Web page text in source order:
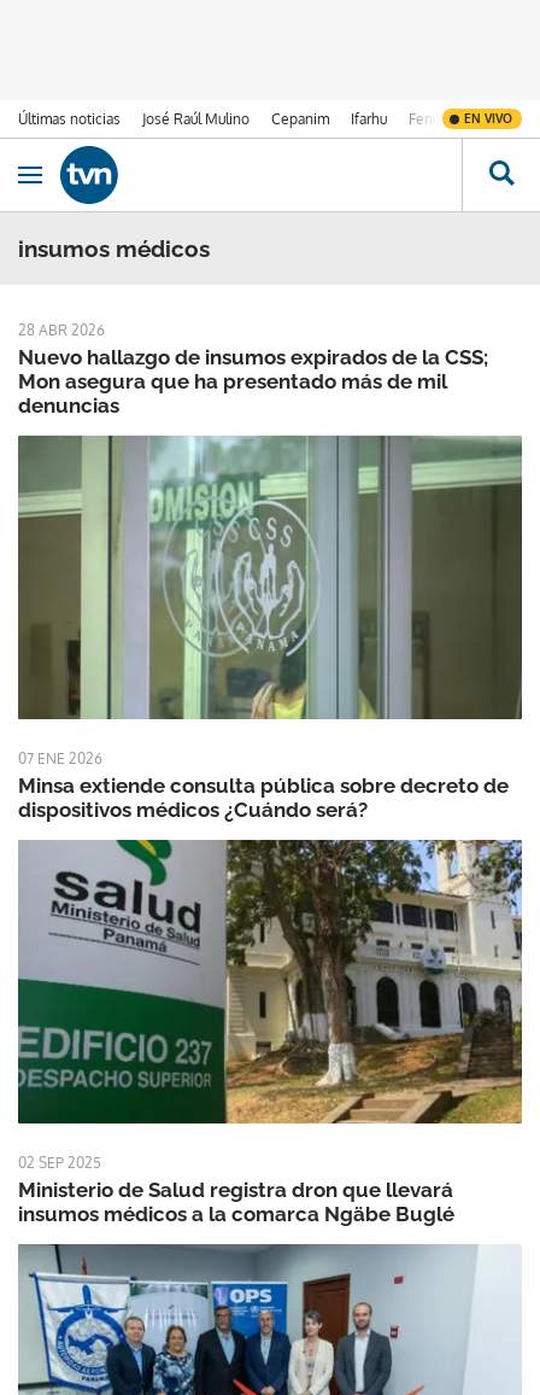
Últimas noticias José Raúl Mulino Cepanim Ifarhu Fenómeno de El
EN VIVO
Ir al contenido
Obrir navegació
insumos médicos
28 ABR 2026
Nuevo hallazgo de insumos expirados de la CSS;
Mon asegura que ha presentado más de mil
denuncias
07 ENE 2026
Minsa extiende consulta pública sobre decreto de
dispositivos médicos ¿Cuándo será?
02 SEP 2025
Ministerio de Salud registra dron que llevará
insumos médicos a la comarca Ngäbe Buglé